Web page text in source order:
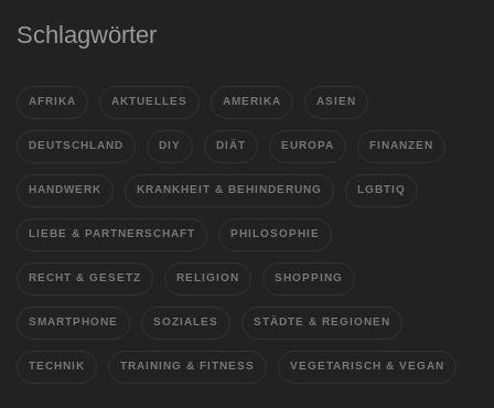
Schlagwörter
AFRIKA AKTUELLES AMERIKA ASIEN
DEUTSCHLAND DIY DIÄT EUROPA FINANZEN
HANDWERK KRANKHEIT & BEHINDERUNG LGBTIQ
LIEBE & PARTNERSCHAFT PHILOSOPHIE
RECHT & GESETZ RELIGION SHOPPING
SMARTPHONE SOZIALES STÄDTE & REGIONEN
TECHNIK TRAINING & FITNESS VEGETARISCH & VEGAN